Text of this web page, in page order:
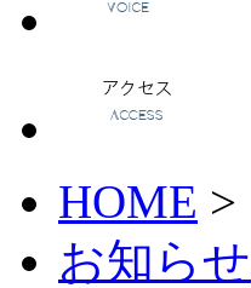
HOME >
お知らせ